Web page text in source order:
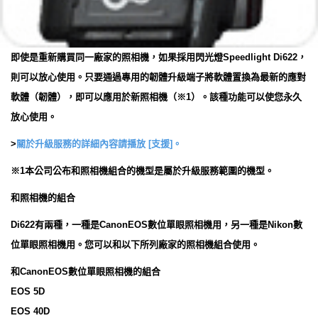
即使是重新購買同一廠家的照相機，如果採用閃光燈Speedlight Di622，
則可以放心使用。只要通過專用的韌體升級端子將軟體置換為最新的應對
軟體（韌體），即可以應用於新照相機（※1）。該種功能可以使您永久
放心使用。
> 關於升級服務的詳細內容請播放 [支援]。
※1本公司公布和照相機組合的機型是屬於升級服務範圍的機型。
和照相機的組合
Di622有兩種，一種是CanonEOS數位單眼照相機用，另一種是Nikon數
位單眼照相機用。您可以和以下所列廠家的照相機組合使用。
和CanonEOS數位單眼照相機的組合
EOS 5D
EOS 40D